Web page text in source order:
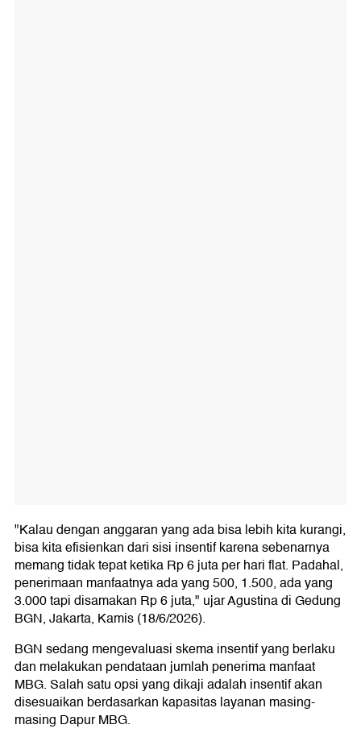
"Kalau dengan anggaran yang ada bisa lebih kita kurangi,
bisa kita efisienkan dari sisi insentif karena sebenarnya
memang tidak tepat ketika Rp 6 juta per hari flat. Padahal,
penerimaan manfaatnya ada yang 500, 1.500, ada yang
3.000 tapi disamakan Rp 6 juta," ujar Agustina di Gedung
BGN, Jakarta, Kamis (18/6/2026).
BGN sedang mengevaluasi skema insentif yang berlaku
dan melakukan pendataan jumlah penerima manfaat
MBG. Salah satu opsi yang dikaji adalah insentif akan
disesuaikan berdasarkan kapasitas layanan masing-
masing Dapur MBG.